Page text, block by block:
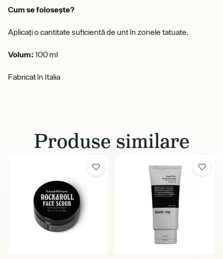
Cum se folosește?
Aplicați o cantitate suficientă de unt în zonele tatuate.
Volum: 100 ml
Fabricat în Italia
Produse similare